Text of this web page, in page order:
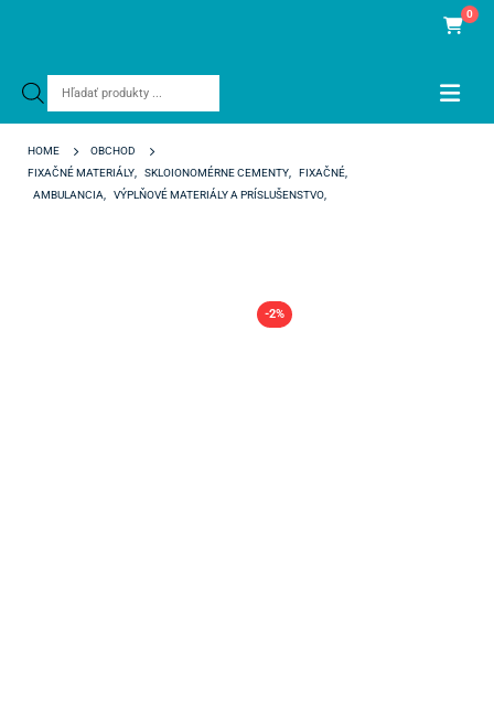
Products
0
HOME
OBCHOD
FIXAČNÉ MATERIÁLY
SKLOIONOMÉRNE CEMENTY FIXAČNÉ
AMBULANCIA
VÝPLŇOVÉ MATERIÁLY A PRÍSLUŠENSTVO
-2%